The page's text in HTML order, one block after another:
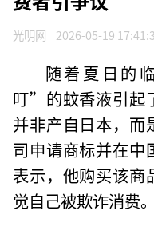
光明网 2026-05-19
随着夏日的
叮”的蚊香液引起
并非产自日本，而
司申请商标并在中
表示，他购买该商
觉自己被欺诈消费。